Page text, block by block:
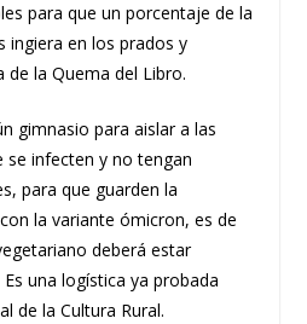
para que un porcentaje de la
ingiera en los prados y
de la Quema del Libro.
gimnasio para aislar a las
se infecten y no tengan
para que guarden la
la variante ómicron, es de
deberá estar
una logística ya probada
de la Cultura Rural.